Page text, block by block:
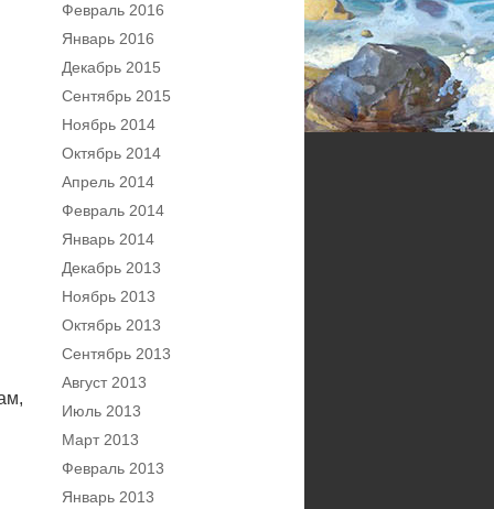
Февраль 2016
Январь 2016
Декабрь 2015
Сентябрь 2015
Ноябрь 2014
Октябрь 2014
Апрель 2014
Февраль 2014
Январь 2014
Декабрь 2013
Ноябрь 2013
Октябрь 2013
Сентябрь 2013
Август 2013
Июль 2013
Март 2013
Февраль 2013
Январь 2013